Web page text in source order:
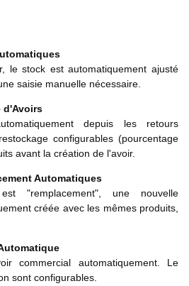
le stock est automatiquement ajusté
saisie manuelle nécessaire.
d'Avoirs
depuis les retours
configurables (pourcentage
avant la création de l'avoir.
Automatiques
"remplacement", une nouvelle
créée avec les mêmes produits,
commercial automatiquement. Le
sont configurables.